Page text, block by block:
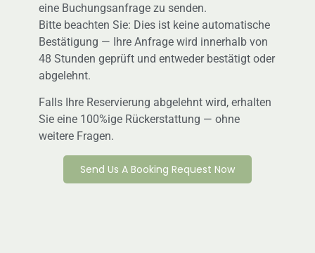
eine Buchungsanfrage zu senden.
Bitte beachten Sie: Dies ist keine automatische
Bestätigung — Ihre Anfrage wird innerhalb von
48 Stunden geprüft und entweder bestätigt oder
abgelehnt.
Falls Ihre Reservierung abgelehnt wird, erhalten
Sie eine 100%ige Rückerstattung — ohne
weitere Fragen.
Send Us A Booking Request Now